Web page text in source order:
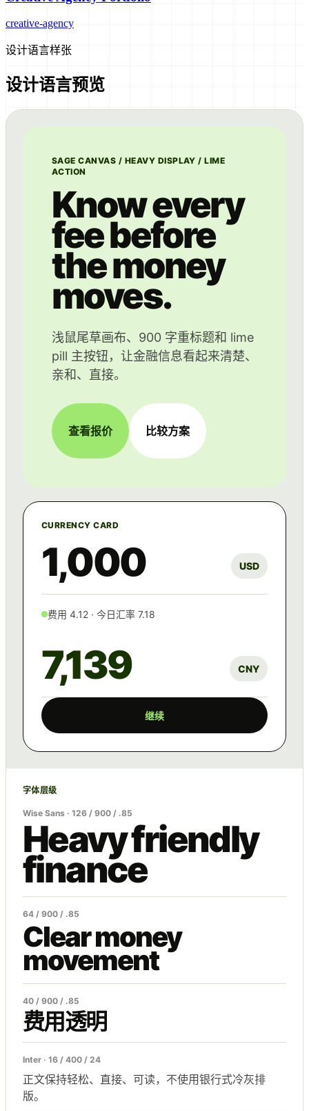
creative-agency
设计语言样张
设计语言预览
SAGE CANVAS / HEAVY DISPLAY / LIME
ACTION
Know every
fee before
the money
moves.
浅鼠尾草画布、900 字重标题和 lime
pill 主按钮，让金融信息看起来清楚、
亲和、直接。
查看报价 比较方案
CURRENCY CARD
1,000 USD
费用 4.12 · 今日汇率 7.18
7,139 CNY
继续
字体层级
Wise Sans · 126 / 900 / .85
Heavy friendly
finance
64 / 900 / .85
Clear money
movement
40 / 900 / .85
费用透明
Inter · 16 / 400 / 24
正文保持轻松、直接、可读，不使用银行式冷灰排
版。